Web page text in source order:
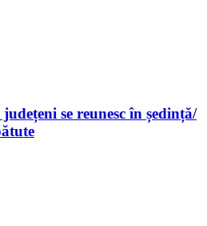
se reunesc în ședință/